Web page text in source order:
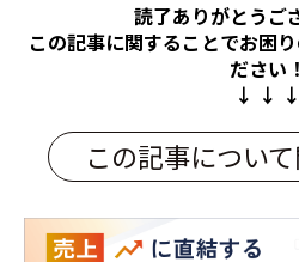
読了ありがとうご
この記事に関することでお困
ださい！
↓ ↓ ↓
この記事につい